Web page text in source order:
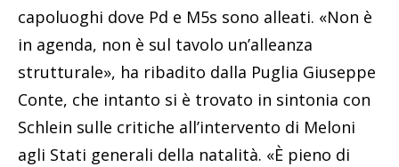
capoluoghi dove Pd e M5s sono alleati. «Non è
in agenda, non è sul tavolo un’alleanza
strutturale», ha ribadito dalla Puglia Giuseppe
Conte, che intanto si è trovato in sintonia con
Schlein sulle critiche all’intervento di Meloni
agli Stati generali della natalità. «È pieno di